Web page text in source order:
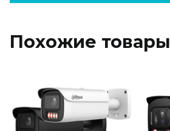
Похожие товары